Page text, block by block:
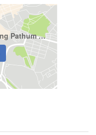
Pathum Thani, Mueang Pathum Thani, Lak Hok